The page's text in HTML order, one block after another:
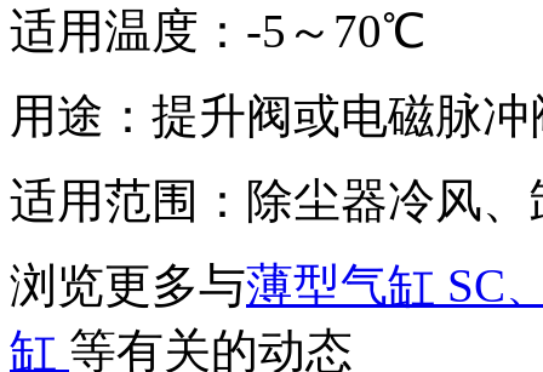
适用温度：-5～70℃
用途：提升阀或电磁脉
适用范围：除尘器冷风
浏览更多与薄型气缸 SC
缸 等有关的动态